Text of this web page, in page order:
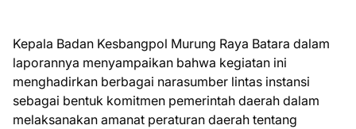
Kepala Badan Kesbangpol Murung Raya Batara dalam
laporannya menyampaikan bahwa kegiatan ini
menghadirkan berbagai narasumber lintas instansi
sebagai bentuk komitmen pemerintah daerah dalam
melaksanakan amanat peraturan daerah tentang